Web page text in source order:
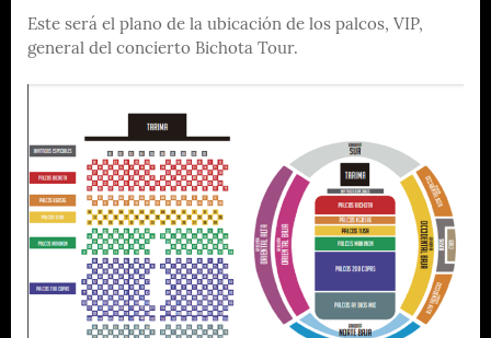
Este será el plano de la ubicación de los palcos, VIP,
general del concierto Bichota Tour.